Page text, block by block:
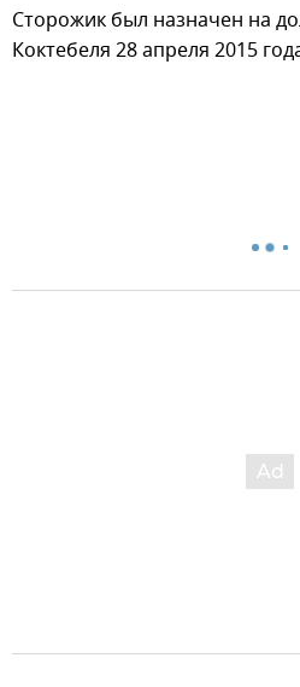
Сторожик был назначен на
Коктебеля 28 апреля 2015